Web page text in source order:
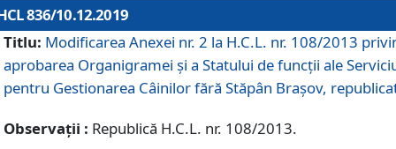
836/10.12.2019
Titlu: Modificarea Anexei nr. 2 la H.C.L. nr. 108/2013
aprobarea Organigramei şi a Statului de funcții ale
pentru Gestionarea Câinilor fără Stăpân Brașov,
Observații : Republică H.C.L. nr. 108/2013.